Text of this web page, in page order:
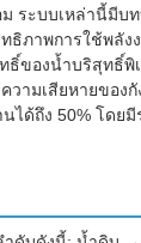
ระบบเหล่านี้มีบ
ธิภาพการใช้พลัง
ธิ์ของน้ำบริสุทธิ์พิ
วามเสียหายของ
ได้ถึง 50% โดย